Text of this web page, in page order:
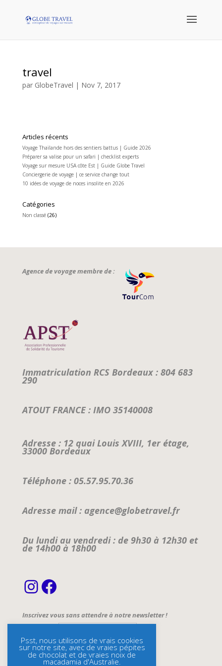
travel
par GlobeTravel | Nov 7, 2017
Articles récents
Voyage Thaïlande hors des sentiers battus | Guide 2026
Préparer sa valise pour un safari | checklist experts
Voyage sur mesure USA côte Est | Guide Globe Travel
Conciergerie de voyage | ce service change tout
10 idées de voyage de noces insolite en 2026
Catégories
Non classé(26)
Agence de voyage membre de :
Immatriculation RCS Bordeaux : 804 683
290
ATOUT FRANCE : IMO 35140008
Adresse : 12 quai Louis XVIII, 1er étage,
33000 Bordeaux
Téléphone : 05.57.95.70.36
Adresse mail : agence@globetravel.fr
Du lundi au vendredi : de 9h30 à 12h30 et
de 14h00 à 18h00
Instagram
Facebook
Inscrivez vous sans attendre à notre newsletter !
Name
Psst, nous utilisons de vrais cookies
sur notre site, avec de vraies pépites
de chocolat et de vraies noix de
macadamia d'Australie.